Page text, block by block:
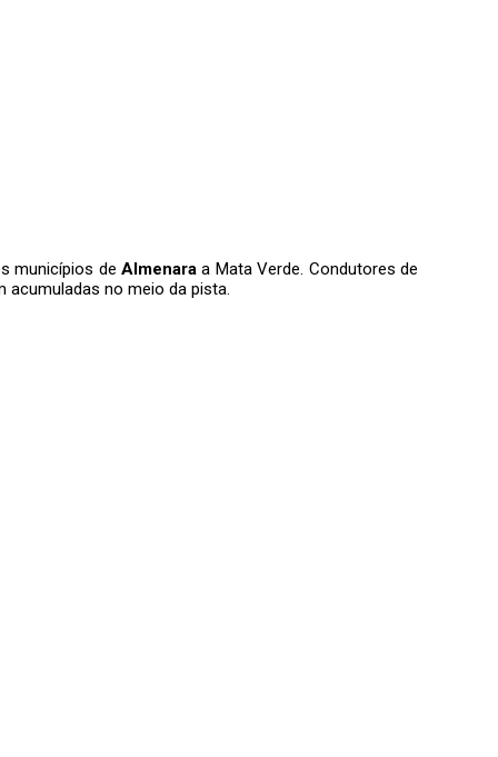
municípios de Almenara a Mata Verde. Condutores de
acumuladas no meio da pista.